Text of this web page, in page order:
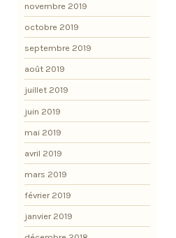
novembre 2019
octobre 2019
septembre 2019
août 2019
juillet 2019
juin 2019
mai 2019
avril 2019
mars 2019
février 2019
janvier 2019